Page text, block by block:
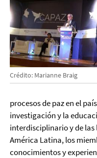
Crédito: Marianne Braig
procesos de paz en el
investigación y la
interdisciplinario y de
América Latina, los
conocimientos y